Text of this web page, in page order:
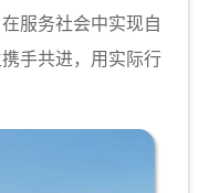
服务社会中实现自
手共进，用实际行